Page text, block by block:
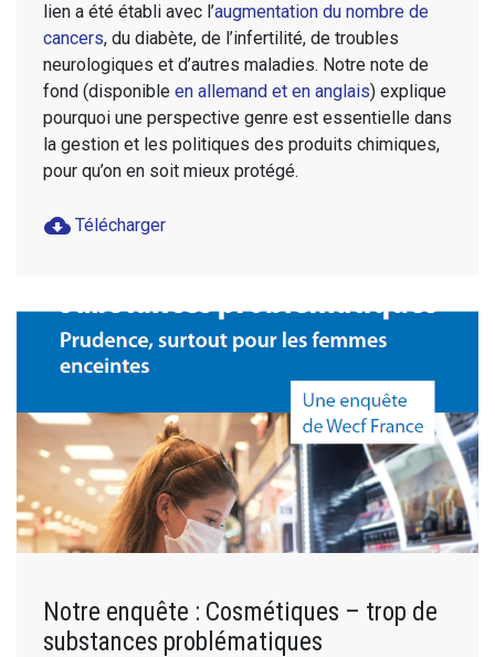
lien a été établi avec l’augmentation du nombre de
cancers, du diabète, de l’infertilité, de troubles
neurologiques et d’autres maladies. Notre note de
fond (disponible en allemand et en anglais) explique
pourquoi une perspective genre est essentielle dans
la gestion et les politiques des produits chimiques,
pour qu’on en soit mieux protégé.
cloud_download Télécharger
Notre enquête : Cosmétiques – trop de
substances problématiques